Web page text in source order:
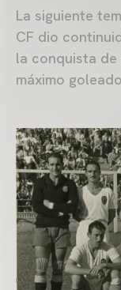
La siguiente
CF dio
la conquista de
máximo